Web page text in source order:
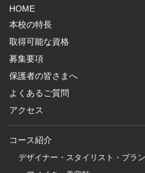
HOME
本校の特長
取得可能な資格
募集要項
保護者の皆さまへ
よくあるご質問
アクセス
コース紹介
デザイナー・スタイリスト・ブラ